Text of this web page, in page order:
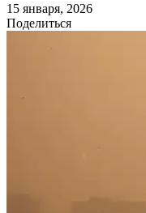
15 января, 2026
Поделиться